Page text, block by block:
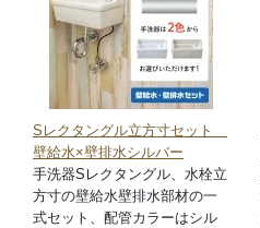
Sレクタングル立方寸セット
壁給水×壁排水シルバー
手洗器Sレクタングル、水栓立
方寸の壁給水壁排水部材の一
式セット、配管カラーはシル